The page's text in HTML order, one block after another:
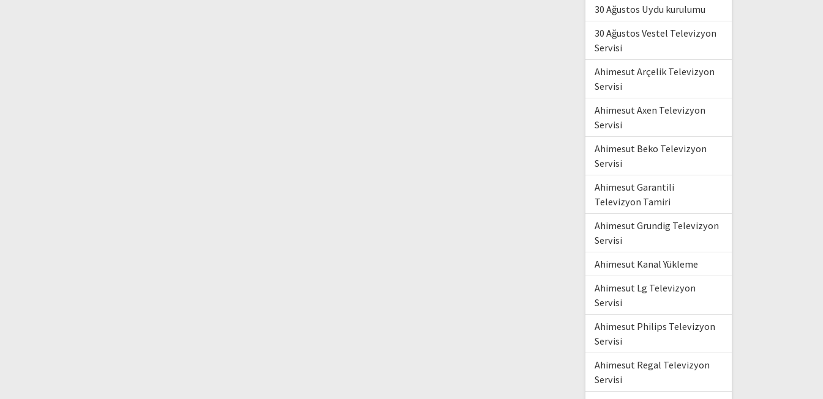
30 Ağustos Uydu kurulumu
30 Ağustos Vestel Televizyon
Servisi
Ahimesut Arçelik Televizyon
Servisi
Ahimesut Axen Televizyon
Servisi
Ahimesut Beko Televizyon
Servisi
Ahimesut Garantili
Televizyon Tamiri
Ahimesut Grundig Televizyon
Servisi
Ahimesut Kanal Yükleme
Ahimesut Lg Televizyon
Servisi
Ahimesut Philips Televizyon
Servisi
Ahimesut Regal Televizyon
Servisi